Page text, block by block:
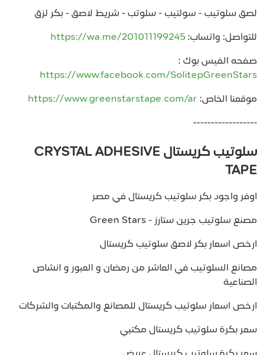
لصق سلوتيب - سولتيب - سلوتب - شريط لاصق - بكر لزق
للتواصل: واتساب: https://wa.me/201011199245
صفحه الفيس بوك :
https://www.facebook.com/SolitepGreenStars
موقعنا الخاص: https://www.greenstarstape.com/ar
------------------
سلوتيب كريستال CRYSTAL ADHESIVE
TAPE
اوفر واجود بكر سلوتيب كريستال في مصر
مصنع سلوتيب جرين ستارز - Green Stars
ارخص اسعار بكر لاصق سلوتيب كريستال
مصانع السلوتيب في العاشر من رمضان و العبور و انشاص
الصناعية
ارخص اسعار سلوتيب كريستال للمصانع والمكتبات والشركات
سعر بكرة سلوتيب كريستال مكتبي